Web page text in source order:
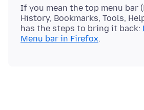
If you mean the top menu bar
History, Bookmarks, Tools,
has the steps to bring it back:
Menu bar in Firefox